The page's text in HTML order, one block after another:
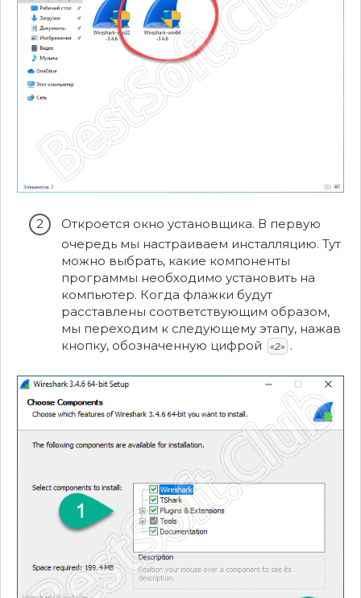
Откроется окно установщика. В первую
очередь мы настраиваем инсталляцию. Тут
можно выбрать, какие компоненты
программы необходимо установить на
компьютер. Когда флажки будут
расставлены соответствующим образом,
мы переходим к следующему этапу, нажав
кнопку, обозначенную цифрой
«2» .